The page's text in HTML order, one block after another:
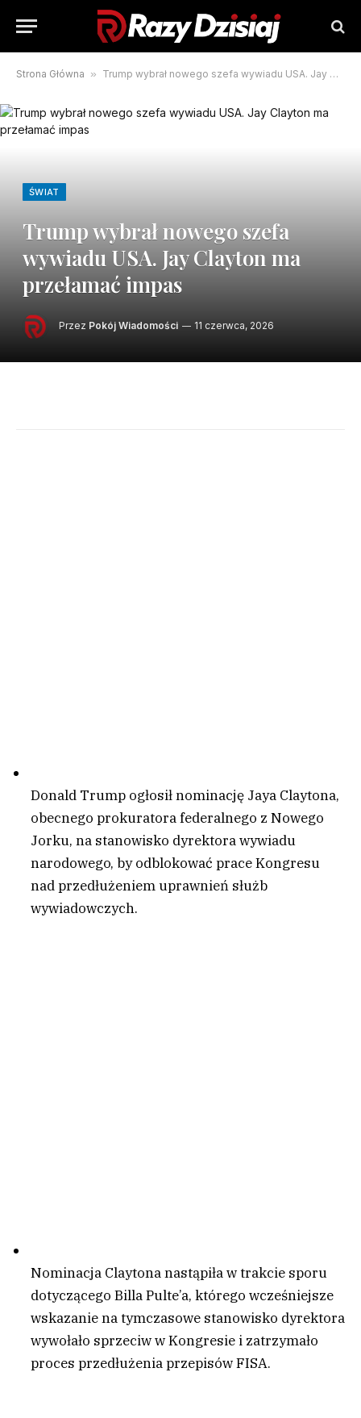
Strona Główna » Trump wybrał nowego szefa wywiadu USA. Jay Clayton ma przełamać impas
ŚWIAT
Trump wybrał nowego szefa
wywiadu USA. Jay Clayton ma
przełamać impas
Przez Pokój Wiadomości 11 czerwca, 2026
Donald Trump ogłosił nominację Jaya Claytona,
obecnego prokuratora federalnego z Nowego
Jorku, na stanowisko dyrektora wywiadu
narodowego, by odblokować prace Kongresu
nad przedłużeniem uprawnień służb
wywiadowczych.
Nominacja Claytona nastąpiła w trakcie sporu
dotyczącego Billa Pulte’a, którego wcześniejsze
wskazanie na tymczasowe stanowisko dyrektora
wywołało sprzeciw w Kongresie i zatrzymało
proces przedłużenia przepisów FISA.